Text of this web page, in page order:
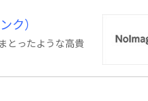
ク）
とったような高貴